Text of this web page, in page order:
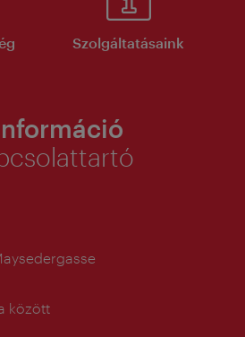
Szolgáltatásaink
között